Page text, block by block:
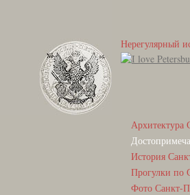
Нерегулярный
Архитектура
История
Прогулки по
Фото Санкт-